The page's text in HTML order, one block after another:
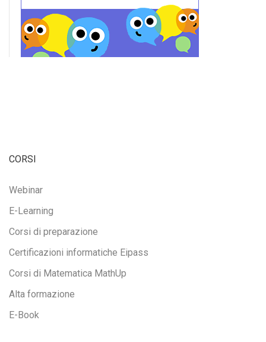
CORSI
Webinar
E-Learning
Corsi di preparazione
Certificazioni informatiche Eipass
Corsi di Matematica MathUp
Alta formazione
E-Book